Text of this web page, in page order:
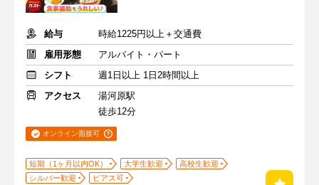
給与
時給1225円以上＋交通費
雇用形態
アルバイト・パート
シフト
週1日以上 1日2時間以上
アクセス
湯河原駅
徒歩12分
オンライン面接可
短期（1ヶ月以内OK） 大学生歓迎
高校生歓迎
シルバー歓迎
ピアス可